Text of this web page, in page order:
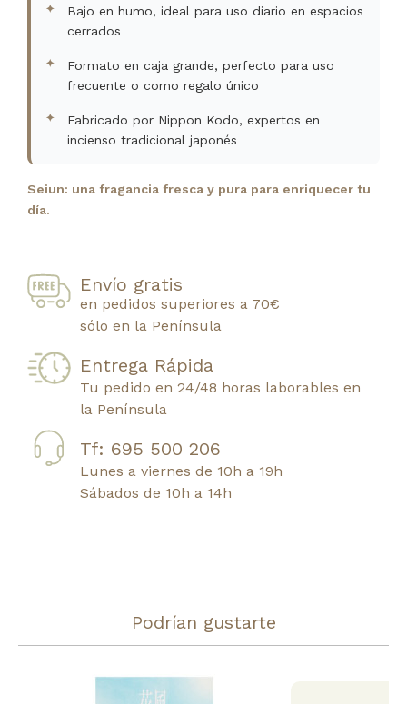
Bajo en humo, ideal para uso diario en espacios
cerrados
Formato en caja grande, perfecto para uso
frecuente o como regalo único
Fabricado por Nippon Kodo, expertos en
incienso tradicional japonés
Seiun: una fragancia fresca y pura para enriquecer tu
día.
Envío gratis
en pedidos superiores a 70€
sólo en la Península
Entrega Rápida
Tu pedido en 24/48 horas laborables en
la Península
Tf: 695 500 206
Lunes a viernes de 10h a 19h
Sábados de 10h a 14h
Podrían gustarte